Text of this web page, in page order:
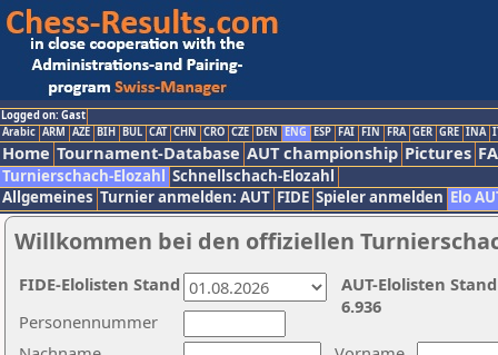
Logged on: Gast
Arabic ARM AZE BIH BUL CAT CHN CRO CZE DEN ENG ESP FAI FIN FRA GER GRE INA
Home Tournament-Database AUT championship Pictures
Turnierschach-Elozahl Schnellschach-Elozahl
Allgemeines Turnier anmelden: AUT FIDE Spieler anmelden Elo
Willkommen bei den offiziellen
Personennummer
AUT-Elolisten
6.936
FIDE-Elolisten Stand